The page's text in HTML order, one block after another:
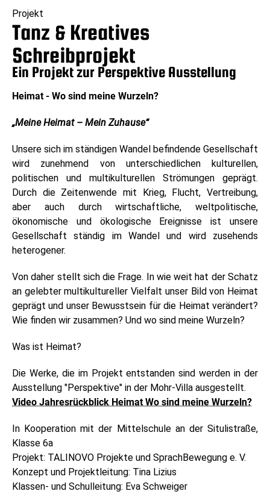
Projekt
Tanz & Kreatives
Schreibprojekt
Ein Projekt zur Perspektive Ausstellung
Heimat - Wo sind meine Wurzeln?
„Meine Heimat – Mein Zuhause“
Unsere sich im ständigen Wandel befindende Gesellschaft
wird zunehmend von unterschiedlichen kulturellen,
politischen und multikulturellen Strömungen geprägt.
Durch die Zeitenwende mit Krieg, Flucht, Vertreibung,
aber auch durch wirtschaftliche, weltpolitische,
ökonomische und ökologische Ereignisse ist unsere
Gesellschaft ständig im Wandel und wird zusehends
heterogener.
Von daher stellt sich die Frage. In wie weit hat der Schatz
an gelebter multikultureller Vielfalt unser Bild von Heimat
geprägt und unser Bewusstsein für die Heimat verändert?
Wie finden wir zusammen? Und wo sind meine Wurzeln?
Was ist Heimat?
Die Werke, die im Projekt entstanden sind werden in der
Ausstellung "Perspektive" in der Mohr-Villa ausgestellt.
Video Jahresrückblick Heimat Wo sind meine Wurzeln?
In Kooperation mit der Mittelschule an der Situlistraße,
Klasse 6a
Projekt: TALINOVO Projekte und SprachBewegung e. V.
Konzept und Projektleitung: Tina Lizius
Klassen- und Schulleitung: Eva Schweiger